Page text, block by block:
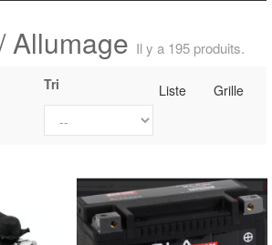
Allumage Il y a 195 produits.
Liste Grille
Tri